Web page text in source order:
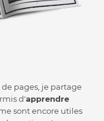
pages, je partage
d'apprendre
sont encore utiles